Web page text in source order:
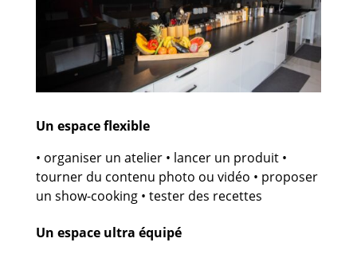
Un espace flexible
• organiser un atelier • lancer un produit •
tourner du contenu photo ou vidéo • proposer
un show-cooking • tester des recettes
Un espace ultra équipé